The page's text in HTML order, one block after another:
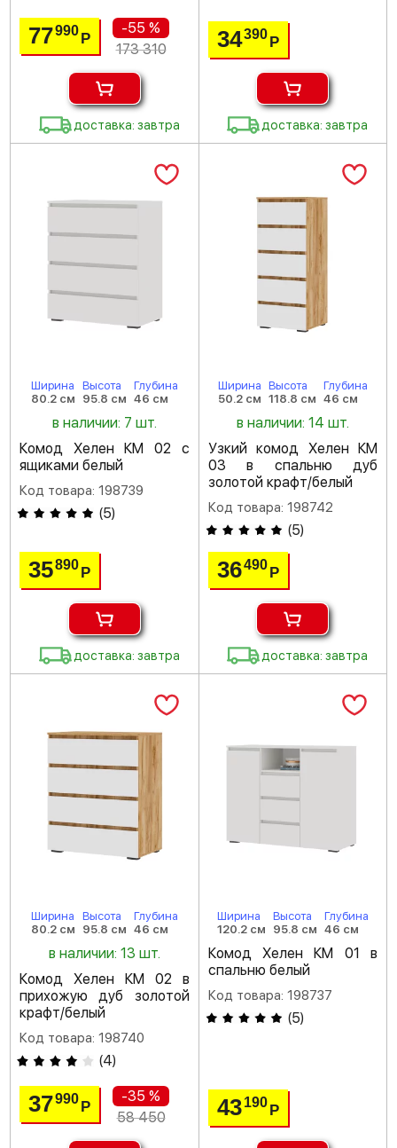
77990Р
-55 %
173 310
доставка: завтра
34390 Р
доставка: завтра
Ширина
80.2 см
Высота
95.8 см
Глубина
46 см
в наличии: 7 шт.
Комод Хелен КМ 02 с
ящиками белый
Код товара: 198739
(5)
35890Р
доставка: завтра
Ширина
50.2 см
Высота
118.8 см
Глубина
46 см
в наличии: 14 шт.
Узкий комод Хелен КМ
03 в спальню дуб
золотой крафт/белый
Код товара: 198742
(5)
36490 Р
доставка: завтра
Ширина
80.2 см
Высота
95.8 см
Глубина
46 см
в наличии: 13 шт.
Комод Хелен КМ 02 в
прихожую дуб золотой
крафт/белый
Код товара: 198740
(4)
37990Р
-35 %
58 450
Ширина
120.2 см
Высота
95.8 см
Глубина
46 см
Комод Хелен КМ 01 в
спальню белый
Код товара: 198737
(5)
43 190 Р